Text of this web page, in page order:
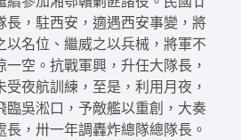
長，駐西安，適遇西安事變，將
以名位、繼威之以兵械，將軍不
空。抗戰軍興，升任大隊長，
夜航訓練，至是，利用月夜，
臨吳淞口，予敵艦以重創，大奏
，卅一年調轟炸總隊總隊長。